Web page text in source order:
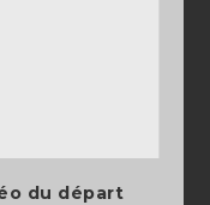
du départ